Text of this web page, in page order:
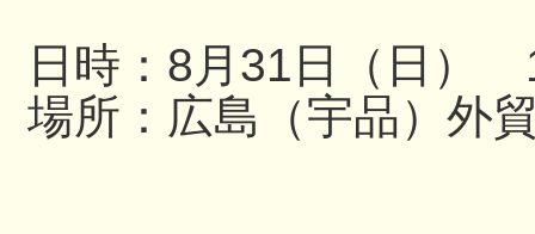
日時：8月31日（日）
場所：広島（宇品）外